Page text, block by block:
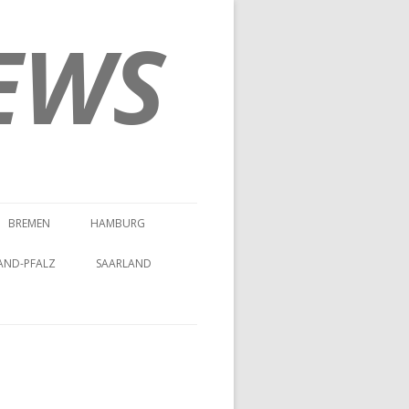
BREMEN HAMBURG
PFALZ SAARLAND